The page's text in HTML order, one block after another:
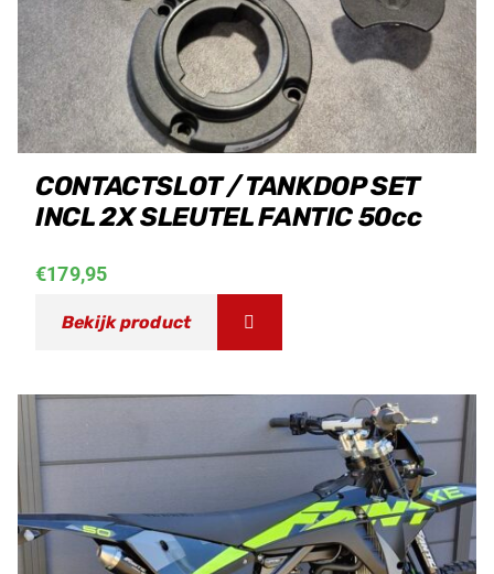
CONTACTSLOT / TANKDOP SET
INCL 2X SLEUTEL FANTIC 50cc
€179,95
Bekijk product